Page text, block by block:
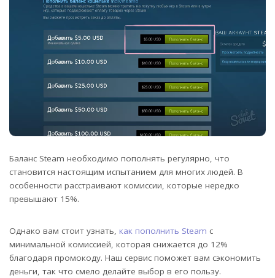
Баланс Steam необходимо пополнять регулярно, что
становится настоящим испытанием для многих людей. В
особенности расстраивают комиссии, которые нередко
превышают 15%.
Однако вам стоит узнать, как пополнить Steam с
минимальной комиссией, которая снижается до 12%
благодаря промокоду. Наш сервис поможет вам сэкономить
деньги, так что смело делайте выбор в его пользу.